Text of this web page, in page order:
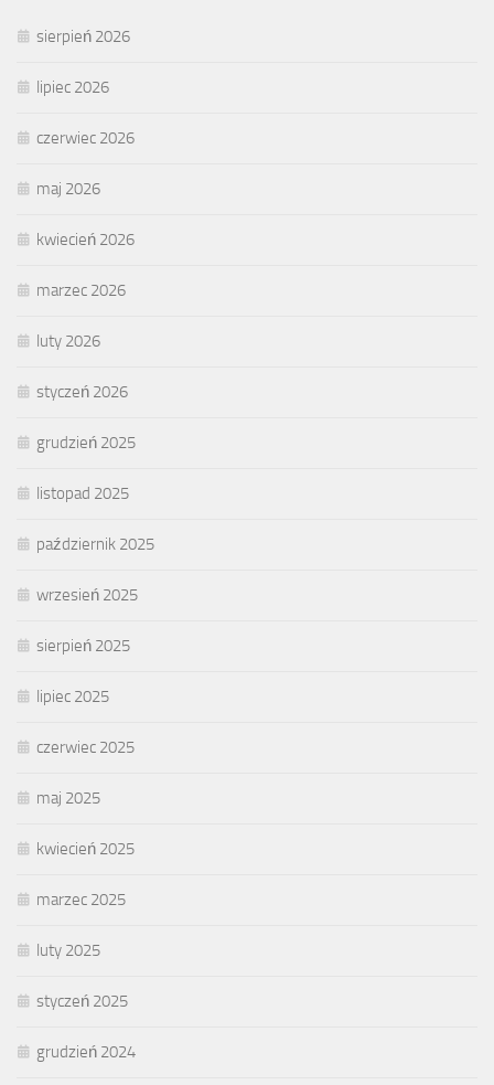
sierpień 2026
lipiec 2026
czerwiec 2026
maj 2026
kwiecień 2026
marzec 2026
luty 2026
styczeń 2026
grudzień 2025
listopad 2025
październik 2025
wrzesień 2025
sierpień 2025
lipiec 2025
czerwiec 2025
maj 2025
kwiecień 2025
marzec 2025
luty 2025
styczeń 2025
grudzień 2024